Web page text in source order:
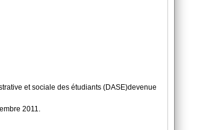
et sociale des étudiants (DASE)devenue
2011.